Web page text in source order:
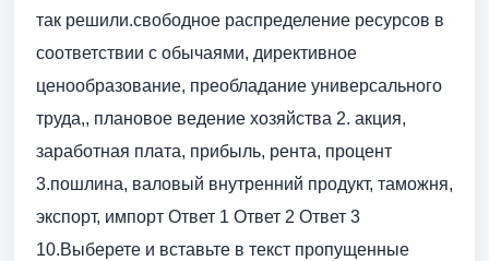
так решили.свободное распределение ресурсов в
соответствии с обычаями, директивное
ценообразование, преобладание универсального
труда,, плановое ведение хозяйства 2. акция,
заработная плата, прибыль, рента, процент
3.пошлина, валовый внутренний продукт, таможня,
экспорт, импорт Ответ 1 Ответ 2 Ответ 3
10.Выберете и вставьте в текст пропущенные